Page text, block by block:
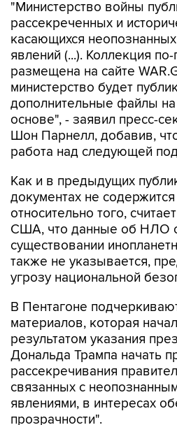
"Министерство войны
рассекреченных и
касающихся
явлений (...). Коллекция
размещена на сайте
министерство будет
дополнительные файлы на
основе", - заявил пресс-
Шон Парнелл, добавив,
работа над следующей
Как и в предыдущих
документах не
относительно того,
США, что данные об НЛО
существовании
также не указывается,
угрозу национальной
В Пентагоне
материалов, которая
результатом указания
Дональда Трампа начать
рассекречивания
связанных с
явлениями, в интересах
прозрачности".